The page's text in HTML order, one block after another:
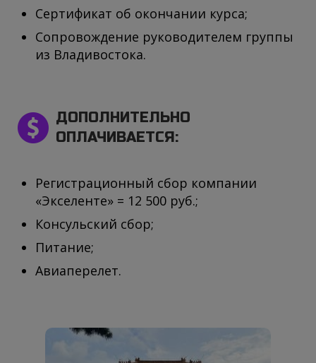
Сертификат об окончании курса;
Сопровождение руководителем группы
из Владивостока.
ДОПОЛНИТЕЛЬНО
ОПЛАЧИВАЕТСЯ:
Регистрационный сбор компании
«Экселенте» = 12 500 руб.;
Консульский сбор;
Питание;
Авиаперелет.